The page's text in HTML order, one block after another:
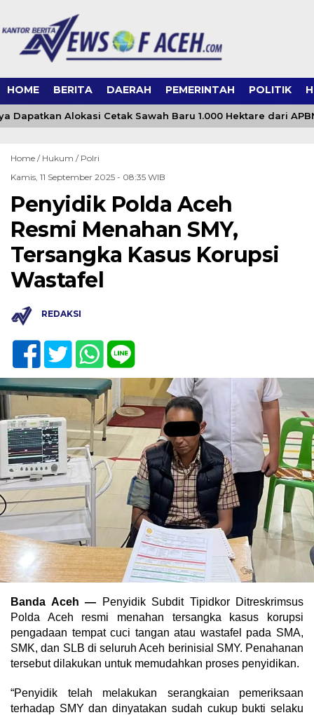
HOME BERITA DAERAH PEMERINTAH POLITIK
Dapatkan Alokasi Cetak Sawah Baru 1.000 Hektare dari
Home / Hukum / Polri
Kamis, 11 September 2025 - 08:35 WIB
Penyidik Polda Aceh
Resmi Menahan SMY,
Tersangka Kasus Korupsi
Wastafel
REDAKSI
Banda Aceh — Penyidik Subdit Tipidkor Ditreskrimsus
Polda Aceh resmi menahan tersangka kasus korupsi
pengadaan tempat cuci tangan atau wastafel pada SMA,
SMK, dan SLB di seluruh Aceh berinisial SMY. Penahanan
tersebut dilakukan untuk memudahkan proses penyidikan.
“Penyidik telah melakukan serangkaian pemeriksaan
terhadap SMY dan dinyatakan sudah cukup bukti selaku